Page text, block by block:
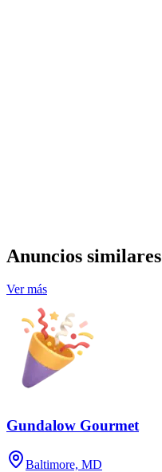
Anuncios similares
Ver más
Gundalow Gourmet
Baltimore, MD